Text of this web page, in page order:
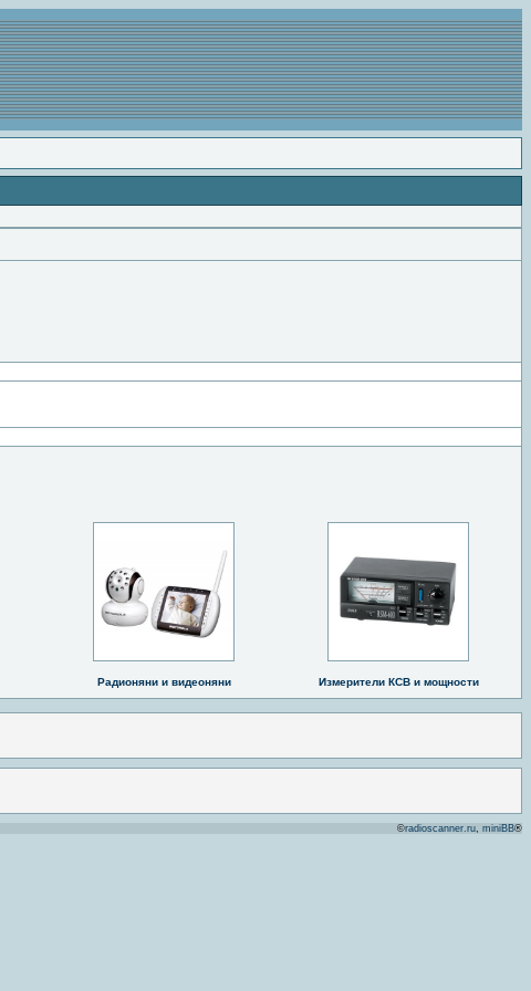
Радионяни и видеоняни Измерители КСВ и мощности
©radioscanner.ru, miniBB®